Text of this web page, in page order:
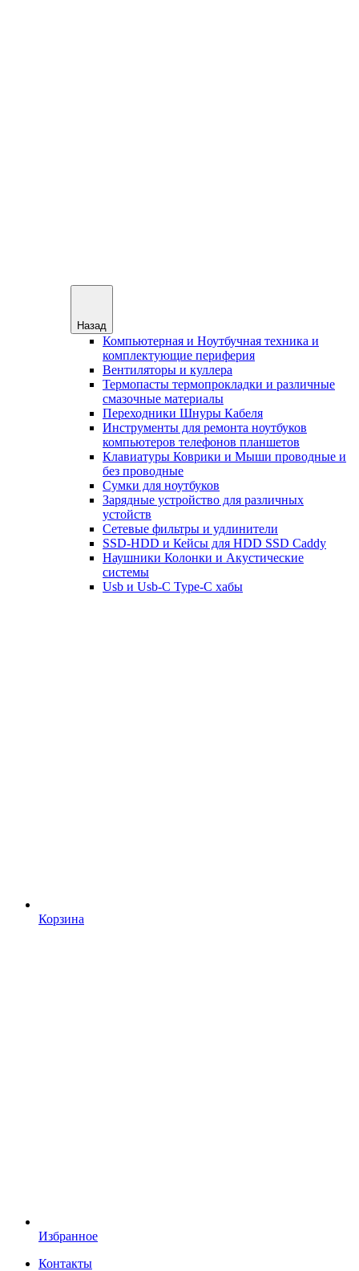
Назад
Компьютерная и Ноутбучная техника и
комплектующие периферия
Вентиляторы и куллера
Термопасты термопрокладки и различные
смазочные материалы
Переходники Шнуры Кабеля
Инструменты для ремонта ноутбуков
компьютеров телефонов планшетов
Клавиатуры Коврики и Мыши проводные и
без проводные
Сумки для ноутбуков
Зарядные устройство для различных
устойств
Сетевые фильтры и удлинители
SSD-HDD и Кейсы для HDD SSD Caddy
Наушники Колонки и Акустические
системы
Usb и Usb-C Type-C хабы
Корзина
Избранное
Контакты